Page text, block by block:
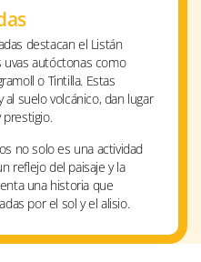
destacan el Listán
uvas autóctonas como
o Tintilla. Estas
al suelo volcánico, dan lugar
prestigio.
no solo es una actividad
reflejo del paisaje y la
una historia que
por el sol y el alisio.